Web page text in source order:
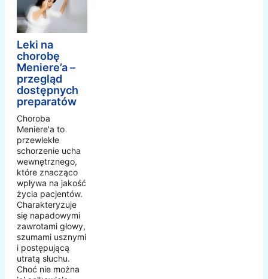
Leki na
chorobę
Meniere’a –
przegląd
dostępnych
preparatów
Choroba
Meniere'a to
przewlekłe
schorzenie ucha
wewnętrznego,
które znacząco
wpływa na jakość
życia pacjentów.
Charakteryzuje
się napadowymi
zawrotami głowy,
szumami usznymi
i postępującą
utratą słuchu.
Choć nie można